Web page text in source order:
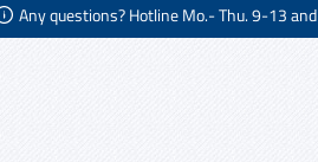
Any questions? Hotline Mo.- Thu. 9-13